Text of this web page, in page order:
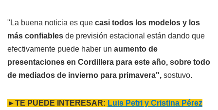
"La buena noticia es que casi todos los modelos y los
más confiables de previsión estacional están dando que
efectivamente puede haber un aumento de
presentaciones en Cordillera para este año, sobre todo
de mediados de invierno para primavera", sostuvo.
►TE PUEDE INTERESAR: Luis Petri y Cristina Pérez